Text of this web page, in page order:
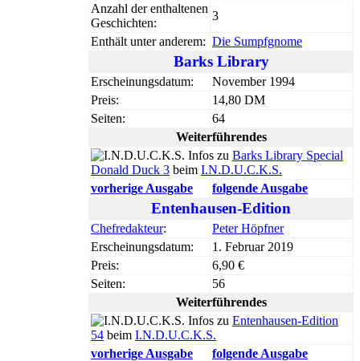
Anzahl der enthaltenen
Geschichten:
3
Enthält unter anderem: Die Sumpfgnome
Barks Library
Erscheinungsdatum:
November 1994
Preis:
14,80 DM
Seiten:
64
Weiterführendes
Infos zu Barks Library Special
Donald Duck 3 beim I.N.D.U.C.K.S.
vorherige Ausgabe
folgende Ausgabe
Entenhausen-Edition
Chefredakteur:
Peter Höpfner
Erscheinungsdatum:
1. Februar 2019
Preis:
6,90 €
Seiten:
56
Weiterführendes
Infos zu Entenhausen-Edition
54 beim I.N.D.U.C.K.S.
vorherige Ausgabe
folgende Ausgabe